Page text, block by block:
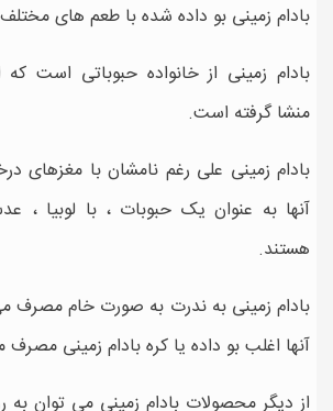
بادام زمینی بو داده شده با طعم های
بادام زمینی از خانواده حبوباتی است که
منشا گرفته است.
بادام زمینی علی رغم نامشان با مغزهای
آنها به عنوان یک حبوبات ، با لوبیا ،
هستند.
بادام زمینی به ندرت به صورت خام
آنها اغلب بو داده یا کره بادام زمینی
از دیگر محصولات بادام زمینی می توان به